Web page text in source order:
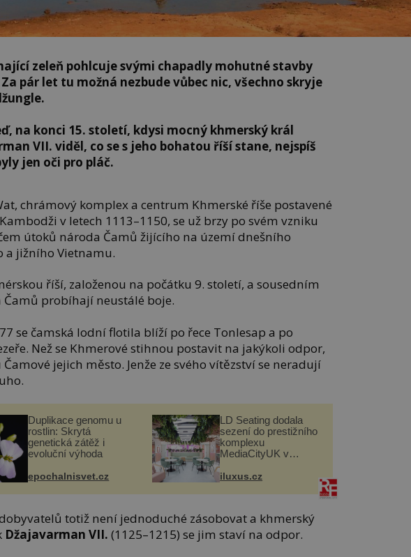
zeleň pohlcuje svými chapadly mohutné stavby
pár let tu možná nezbude vůbec nic, všechno skryje
na konci 15. století, kdysi mocný khmerský král
VII. viděl, co se s jeho bohatou říší stane, nejspíš
jen oči pro pláč.
chrámový komplex a centrum Khmerské říše postavené
v letech 1113–1150, se už brzy po svém vzniku
útoků národa Čamů žijícího na území dnešního
a jižního Vietnamu.
říší, založenou na počátku 9. století, a sousedním
Čamů probíhají neustálé boje.
se čamská lodní flotila blíží po řece Tonlesap a po
Než se Khmerové stihnou postavit na jakýkoli odpor,
jejich město. Jenže ze svého vítězství se neradují
Duplikace genomu u
rostlin: Skrytá
genetická zátěž i
evoluční výhoda
epochalnisvet.cz
LD Seating dodala
sezení do prestižního
komplexu
MediaCityUK v
iluxus.cz
totiž není jednoduché zásobovat a khmerský
Džajavarman VII. (1125–1215) se jim staví na odpor.